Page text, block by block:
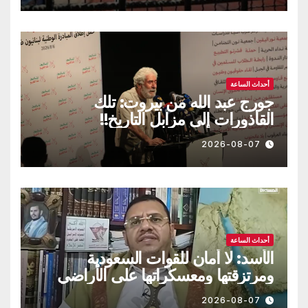
أحداث الساعة
جورج عبد الله من بيروت: تلك
القاذورات إلى مزابل التاريخ!!
2026-08-07
أحداث الساعة
الأسد: لا أمان للقوات السعودية
ومرتزقتها ومعسكراتها على الأراضي
اليمنية
2026-08-07